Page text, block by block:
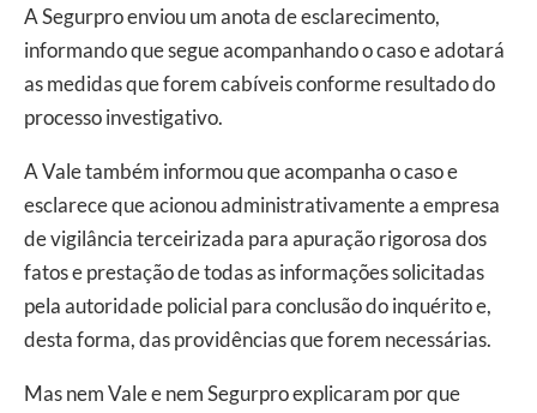
A Segurpro enviou um anota de esclarecimento,
informando que segue acompanhando o caso e adotará
as medidas que forem cabíveis conforme resultado do
processo investigativo.
A Vale também informou que acompanha o caso e
esclarece que acionou administrativamente a empresa
de vigilância terceirizada para apuração rigorosa dos
fatos e prestação de todas as informações solicitadas
pela autoridade policial para conclusão do inquérito e,
desta forma, das providências que forem necessárias.
Mas nem Vale e nem Segurpro explicaram por que